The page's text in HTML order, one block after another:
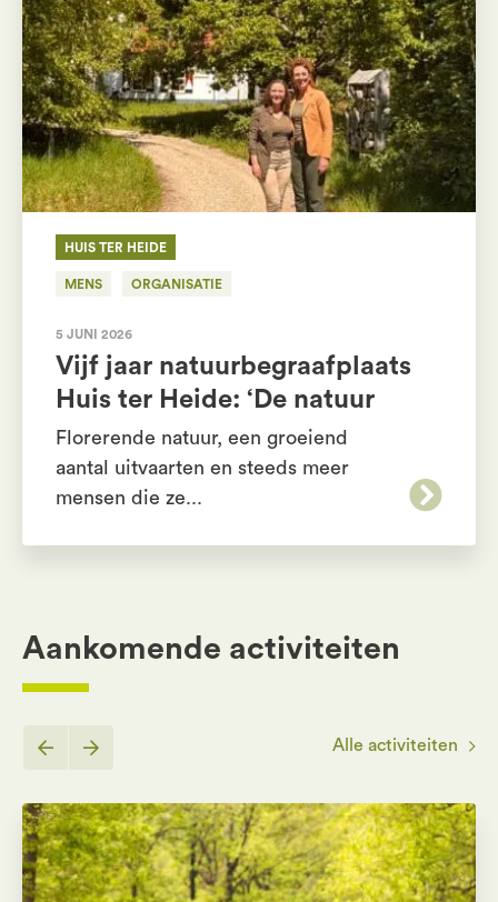
HUIS TER HEIDE
MENS ORGANISATIE
5 JUNI 2026
Vijf jaar natuurbegraafplaats
Huis ter Heide: ‘De natuur
geeft alle ruimte’
Florerende natuur, een groeiend
aantal uitvaarten en steeds meer
mensen die ze...
Aankomende activiteiten
Alle activiteiten